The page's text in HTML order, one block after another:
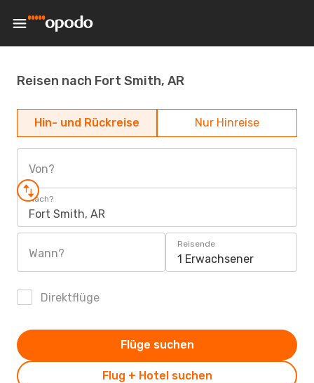
Reisen nach Fort Smith, AR
Hin- und Rückreise Nur Hinreise
Von?
Nach?
Fort Smith, AR
Wann?
Reisende
1 Erwachsener
Direktflüge
Flug + Hotel suchen
Flüge suchen